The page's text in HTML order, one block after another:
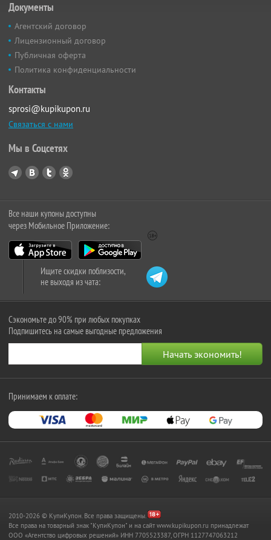
Документы
Агентский договор
Лицензионный договор
Публичная оферта
Политика конфиденциальности
Контакты
sprosi@kupikupon.ru
Связаться с нами
Мы в Соцсетях
Все наши купоны доступны
через Мобильное Приложение:
Ищите скидки поблизости,
не выходя из чата:
Сэкономьте до 90% при любых покупках
Подпишитесь на самые выгодные предложения
Принимаем к оплате:
2010-2026 © КупиКупон. Все права защищены.
Все права на товарный знак "КупиКупон" и на сайт www.kupikupon.ru принадлежат
OOO «Агентство цифровых решений» ИНН 7705523387, ОГРН 1127747063212